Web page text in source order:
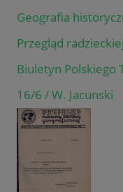
Geografia
Przegląd
Biuletyn Polskiego
16/6 / W. Jacunski